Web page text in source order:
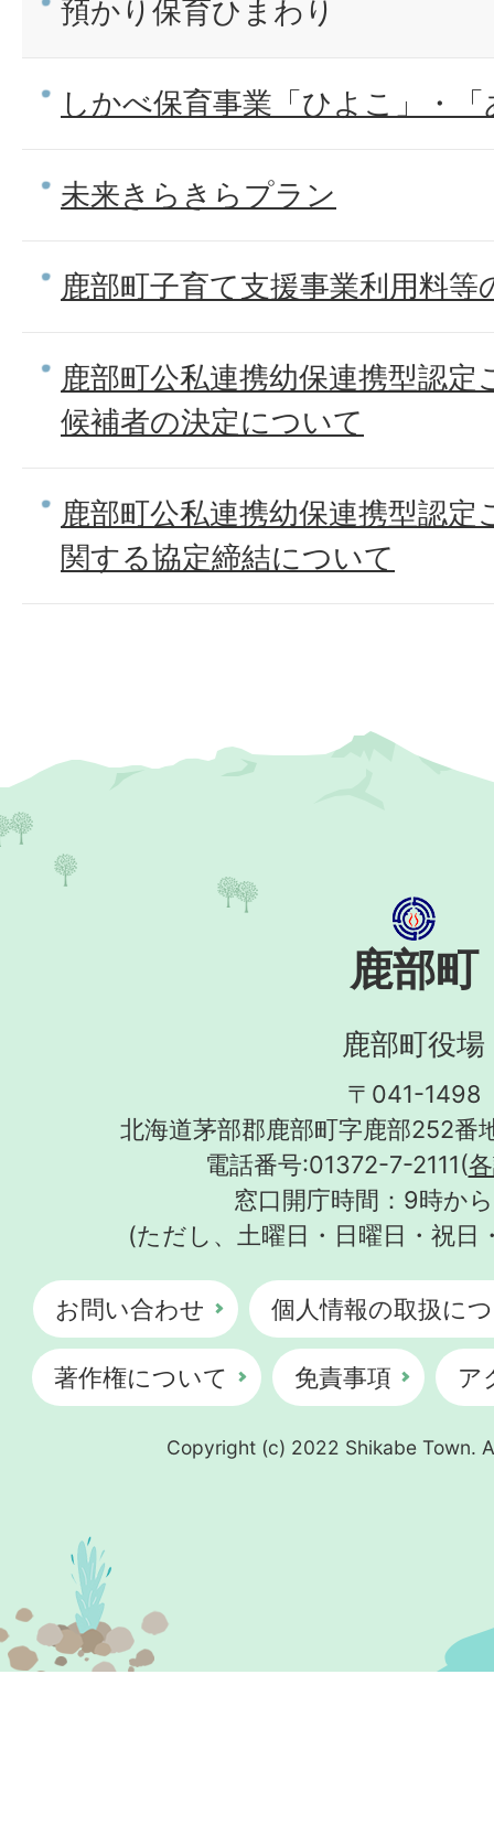
預かり保育ひまわり
しかべ保育事業「ひよこ」・
未来きらきらプラン
鹿部町子育て支援事業利用料
鹿部町公私連携幼保連携型認
候補者の決定について
鹿部町公私連携幼保連携型認
関する協定締結について
鹿部町
鹿部町役場
〒041-1498
北海道茅部郡鹿部町字鹿部252番
電話番号:01372-7-2111(
窓口開庁時間：9時か
(ただし、土曜日・日曜日・祝日
お問い合わせ 個人情報の取扱に
著作権について 免責事項 ア
Copyright (c) 2022 Shikabe Town.